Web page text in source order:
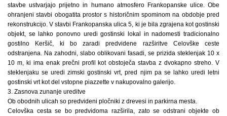
stavbe ustvarjajo prijetno in humano atmosfero Frankopanske ulice. Obe
ohranjeni stavbi obogatita prostor s historičnim spominom na obdobje pred
rekonstrukcijo. V stavbi Frankopanska ulica 5, ki je bila zgrajena kot gostinski
objekt, se lahko ponovno uredi gostinski lokal in nadomesti tradicionalno
gostilno Keršič, ki bo zaradi predvidene razširitve Celovške ceste
odstranjena. Na zahodni, slabo oblikovani fasadi, se prizida steklenjak 10 x
10 m, ki ima enak prečni profil kot obstoječa stavba z dvokapno streho. V
steklenjaku se uredi zimski gostinski vrt, pred njim pa se lahko uredi letni
gostinski vrt kot del vstopne piazzette v nakupovalno galerijo.
3. Zasnova zunanje ureditve
Ob obodnih ulicah so predvideni pločniki z drevesi in parkirna mesta.
Celovška cesta se bo predvidoma razširila, zato se odstrani objekte ob